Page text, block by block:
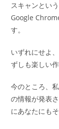
スキャンとい
Google
す。
いずれにせよ
ずしも楽しい
今のところ、
の情報が発表
にあなたにも